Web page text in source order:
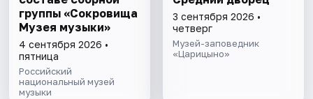
группы «Сокровища
Музея музыки»
4 сентября 2026 •
пятница
Российский
национальный музей
музыки
3 сентября 2026 •
четверг
Музей-заповедник
«Царицыно»